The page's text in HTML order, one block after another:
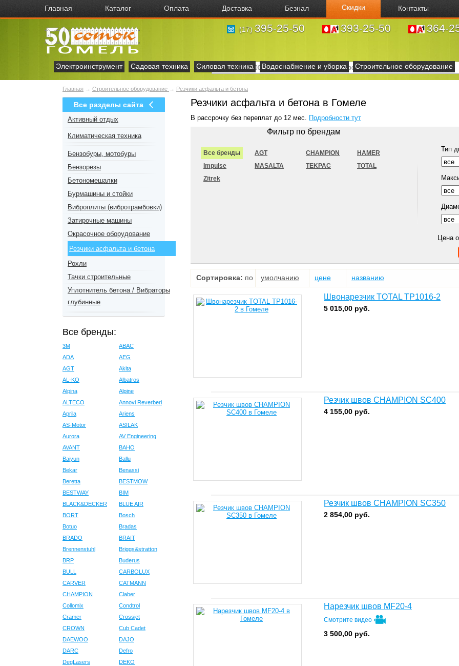
Главная Каталог Оплата Доставка Безнал Скидки Контакты
(17) 395-25-50 393-25-50 364-
Электроинструмент Садовая техника Силовая техника Водоснабжение и уборка Строительное оборудование
Главная → Строительное оборудование → Резчики асфальта и бетона
Все разделы сайта
Активный отдых
Климатическая техника
Бензобуры, мотобуры
Бензорезы
Бетономешалки
Бурмашины и стойки
Виброплиты (вибротрамбовки)
Затирочные машины
Окрасочное оборудование
Резчики асфальта и бетона
Рохли
Тачки строительные
Уплотнитель бетона / Вибраторы
глубинные
Все бренды:
3M
ABAC
ADA
AEG
AGT
Akita
AL-KO
Albatros
Alpina
Alpine
ALTECO
Annovi Reverberi
Aprila
Ariens
AS-Motor
ASILAK
Aurora
AV Engineering
AVANT
BAHO
Baiyun
Ballu
Bekar
Benassi
Beretta
BESTMOW
BESTWAY
BIM
BLACK&DECKER
BLUE AIR
BORT
Bosch
Botuo
Bradas
BRADO
BRAIT
Brennenstuhl
Briggs&stratton
BRP
Buderus
BULL
CARBOLUX
CARVER
CATMANN
CHAMPION
Claber
Collomix
Condtrol
Cramer
Crossjet
CROWN
Cub Cadet
DAEWOO
DAJO
DARC
Defro
DegLasers
DEKO
Резчики асфальта и бетона в Гомеле
В рассрочку без переплат до 12 мес. Подробности тут
Фильтр по брендам
Все бренды AGT CHAMPION
HAMER
Impulse
MASALTA TEKPAC
TOTAL
Zitrek
Тип
Цена
Сортировка: по умолчанию цене названию
Швонарезчик TOTAL TP1016-2
5 015,00 руб.
Резчик швов CHAMPION SC400
4 155,00 руб.
Резчик швов CHAMPION SC350
2 854,00 руб.
Нарезчик швов MF20-4
Смотрите видео
3 500,00 руб.